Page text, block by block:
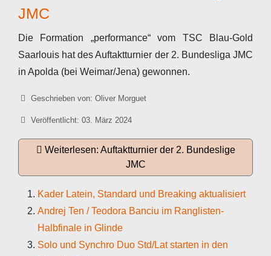
JMC
Die Formation „performance“ vom TSC Blau-Gold
Saarlouis hat des Auftaktturnier der 2. Bundesliga JMC
in Apolda (bei Weimar/Jena) gewonnen.
DetailsGeschrieben von: Oliver Morguet
Veröffentlicht: 03. März 2024
Weiterlesen: Auftaktturnier der 2. Bundeslige
JMC
Kader Latein, Standard und Breaking aktualisiert
Andrej Ten / Teodora Banciu im Ranglisten-
Halbfinale in Glinde
Solo und Synchro Duo Std/Lat starten in den